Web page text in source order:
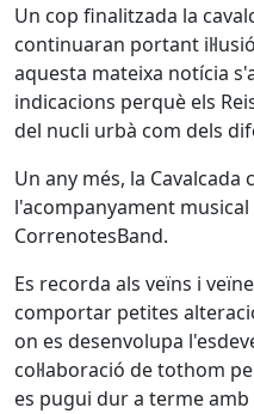
Un cop finalitzada la
continuaran portant
aquesta mateixa notícia
indicacions perquè els
del nucli urbà com dels
Un any més, la Cavalcada
l'acompanyament
CorrenotesBand.
Es recorda als veïns i
comportar petites
on es desenvolupa
col·laboració de tothom
es pugui dur a terme